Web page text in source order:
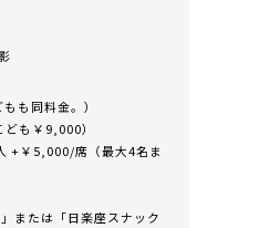
も同料金。）
も￥9,000）
+￥5,000/席（最大4名ま
または「日楽座スナック